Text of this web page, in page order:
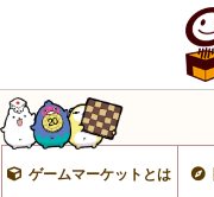
ゲームマーケットとは